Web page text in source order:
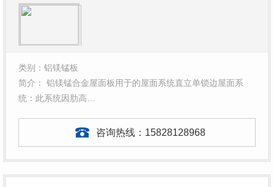
类别：铝镁锰板
简介： 铝镁锰合金屋面板用于的屋面系统直立单锁边屋面系
统：此系统因肋高…
咨询热线： 15828128968